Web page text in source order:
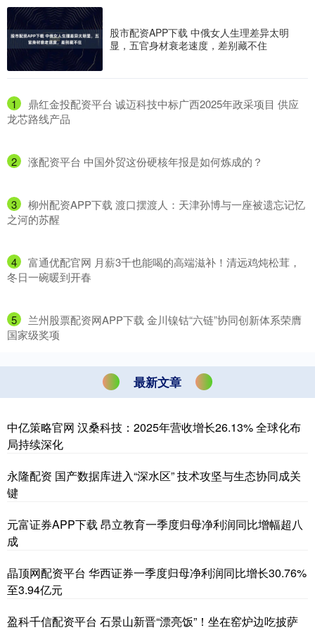
股市配资APP下载 中俄女人生理差异太明
显，五官身材衰老速度，差别藏不住
1
​鼎红金投配资平台 诚迈科技中标广西2025年政采项目 供应
龙芯路线产品
2 ​涨配资平台 中国外贸这份硬核年报是如何炼成的？
3
​柳州配资APP下载 渡口摆渡人：天津孙博与一座被遗忘记忆
之河的苏醒
4
​富通优配官网 月薪3千也能喝的高端滋补！清远鸡炖松茸，
冬日一碗暖到开春
5
​兰州股票配资网APP下载 金川镍钴“六链”协同创新体系荣膺
国家级奖项
最新文章
中亿策略官网 汉桑科技：2025年营收增长26.13% 全球化布
局持续深化
永隆配资 国产数据库进入“深水区” 技术攻坚与生态协同成关
键
元富证券APP下载 昂立教育一季度归母净利润同比增幅超八
成
晶顶网配资平台 华西证券一季度归母净利润同比增长30.76%
至3.94亿元
盈科千信配资平台 石景山新晋“漂亮饭”！坐在窑炉边吃披萨